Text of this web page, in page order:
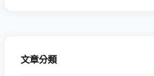
文章分類